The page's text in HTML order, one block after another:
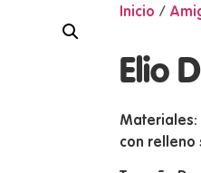
Inicio /
Elio
Materiales:
con relleno